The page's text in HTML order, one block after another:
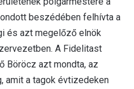
beszédében felhívta a
és azt megelőző elnök
A Fidelitast
Böröcz azt mondta, az
amit a tagok évtizedeken